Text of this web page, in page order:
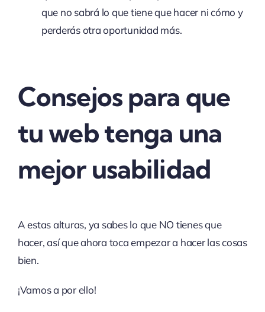
que no sabrá lo que tiene que hacer ni cómo y
perderás otra oportunidad más.
Consejos para que
tu web tenga una
mejor usabilidad
A estas alturas, ya sabes lo que NO tienes que
hacer, así que ahora toca empezar a hacer las cosas
bien.
¡Vamos a por ello!